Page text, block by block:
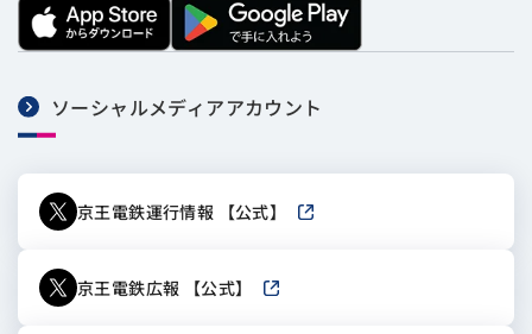
ソーシャルメディアアカウント
京王電鉄運行情報 【公式】 新しいウィンドウで開きます
京王電鉄広報 【公式】 新しいウィンドウで開きます